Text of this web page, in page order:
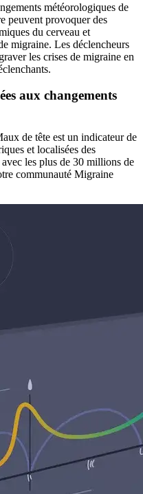
météorologiques de
peuvent provoquer des
du cerveau et
migraine. Les déclencheurs
les crises de migraine en
aux changements
de tête est un indicateur de
et localisées des
les plus de 30 millions de
communauté Migraine